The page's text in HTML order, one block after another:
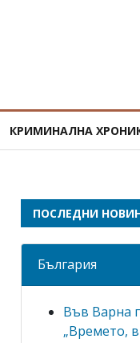
КРИМИНАЛНА
ПОСЛЕДНИ
България
Във Варна
„Времето,